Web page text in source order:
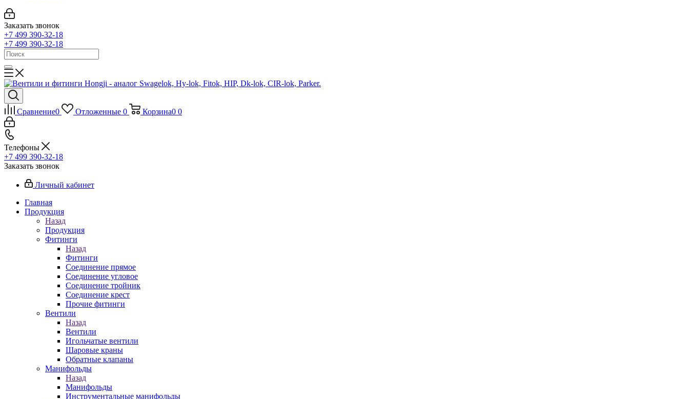
Заказать звонок
+7 499 390-32-18
+7 499 390-32-18
Сравнение0 Отложенные 0 Корзина0 0
Телефоны
+7 499 390-32-18
Заказать звонок
Личный кабинет
Главная
Продукция
Назад
Продукция
Фитинги
Назад
Фитинги
Соединение прямое
Соединение угловое
Соединение тройник
Соединение крест
Прочие фитинги
Вентили
Назад
Вентили
Игольчатые вентили
Шаровые краны
Обратные клапаны
Манифольды
Назад
Манифольды
Инструментальные манифольды